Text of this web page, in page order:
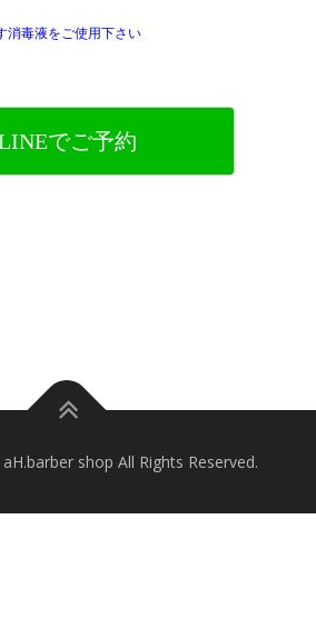
消毒液をご使用下さい
でご予約
shop All Rights Reserved.